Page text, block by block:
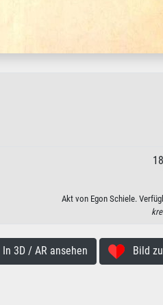
Akt von Egon Schiele.
In 3D / AR ansehen Bild zu